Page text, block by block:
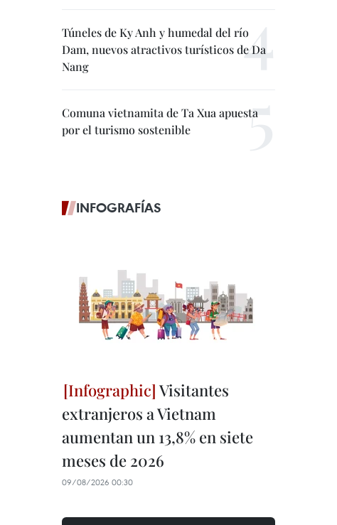
Túneles de Ky Anh y humedal del río
Dam, nuevos atractivos turísticos de Da
Nang
Comuna vietnamita de Ta Xua apuesta
por el turismo sostenible
INFOGRAFÍAS
Visitantes
extranjeros a Vietnam
aumentan un 13,8% en siete
meses de 2026
09/08/2026 00:30